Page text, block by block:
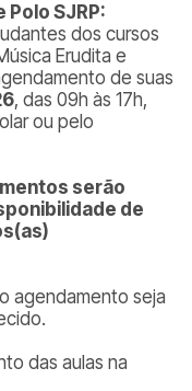
SJRP:
dos cursos
Erudita e
de suas
, das 09h às 17h,
ou pelo
serão
de
agendamento seja
das aulas na